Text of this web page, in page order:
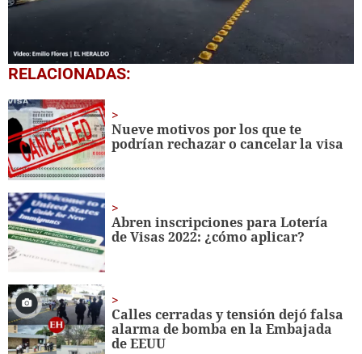
0
seconds
31
seconds
RELACIONADAS:
Nueve motivos por los que te
podrían rechazar o cancelar la visa
Abren inscripciones para Lotería
de Visas 2022: ¿cómo aplicar?
Calles cerradas y tensión dejó falsa
alarma de bomba en la Embajada
de EEUU